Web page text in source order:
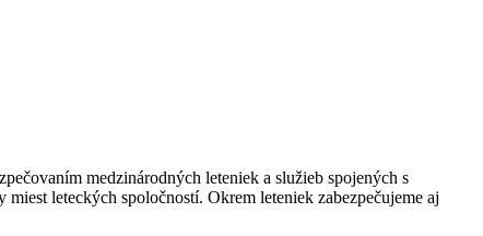
medzinárodných leteniek a služieb spojených s
leteckých spoločností. Okrem leteniek zabezpečujeme aj